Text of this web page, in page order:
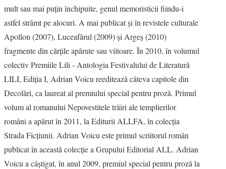
mult sau mai puţin închipuite, genul memoristicii fiindu-i
astfel strâmt pe alocuri. A mai publicat şi în revistele culturale
Apollon (2007), Luceafărul (2009) şi Argeş (2010)
fragmente din cărţile apărute sau viitoare. În 2010, în volumul
colectiv Premiile Lili - Antologia Festivalului de Literatură
LILI, Ediţia I, Adrian Voicu reeditează câteva capitole din
Decolări, ca laureat al premiului special pentru proză. Primul
volum al romanului Nepovestitele trăiri ale templierilor
români a apărut în 2011, la Editurii ALLFA, în colecţia
Strada Ficţiunii. Adrian Voicu este primul scriitorul român
publicat în această colecţie a Grupului Editorial ALL. Adrian
Voicu a câştigat, în anul 2009, premiul special pentru proză la